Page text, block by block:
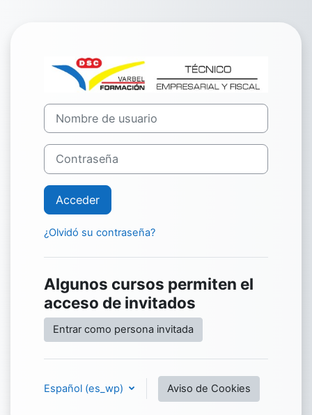
Entrar a
Nombre de usuario
Contraseña
Acceder
¿Olvidó su contraseña?
Algunos cursos permiten el
acceso de invitados
Entrar como persona invitada
Español ‎(es_wp)‎ Aviso de Cookies